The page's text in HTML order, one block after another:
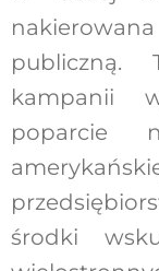
publiczną.
kampanii
poparcie
środki